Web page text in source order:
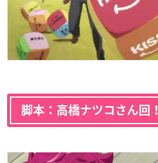
脚本：高橋ナツコさん回！